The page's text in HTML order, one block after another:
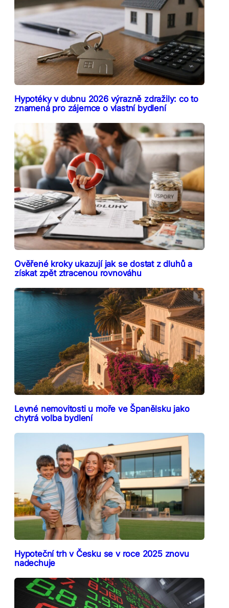
Hypotéky v dubnu 2026 výrazně zdražily: co to
znamená pro zájemce o vlastní bydlení
Ověřené kroky ukazují jak se dostat z dluhů a
získat zpět ztracenou rovnováhu
Levné nemovitosti u moře ve Španělsku jako
chytrá volba bydlení
Hypoteční trh v Česku se v roce 2025 znovu
nadechuje